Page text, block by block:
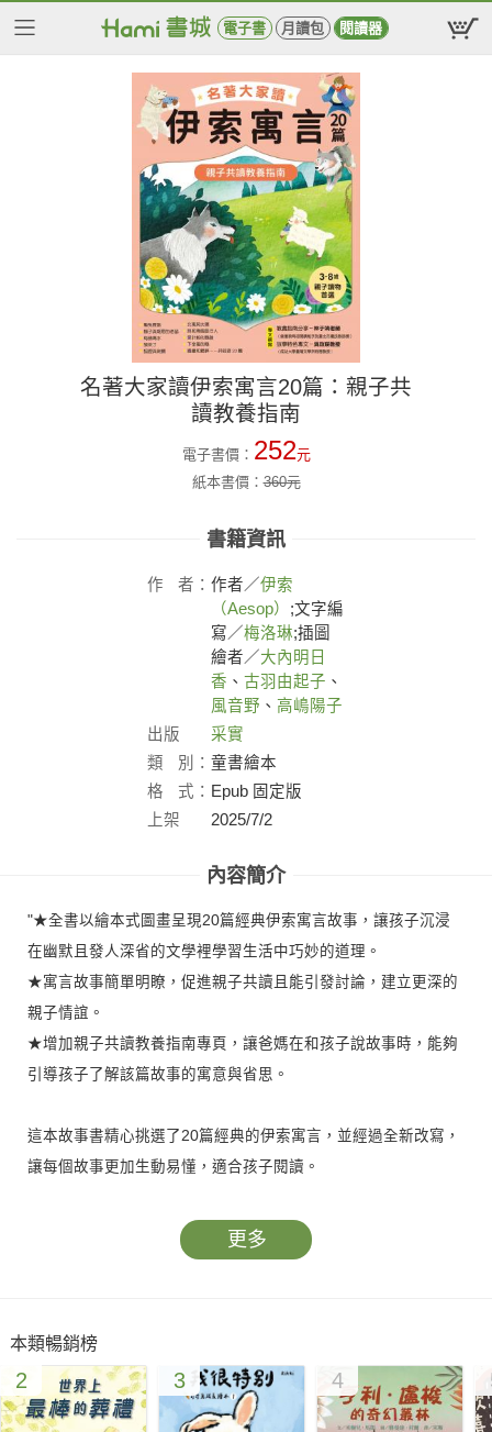
電子書 月讀包 閱讀器
名著大家讀伊索寓言20篇：親子共
讀教養指南
電子書價： 252元
紙本書價：360元
書籍資訊
作 者： 作者／伊索
（Aesop） ;文字編
寫／梅洛琳;插圖
繪者／大內明日
香 、 古羽由起子 、
風音野 、 高嶋陽子
出版
社：
采實
類
別： 童書繪本
格
式： Epub 固定版
上架
2025/7/2
內容簡介
"★全書以繪本式圖畫呈現20篇經典伊索寓言故事，讓孩子沉浸
在幽默且發人深省的文學裡學習生活中巧妙的道理。
★寓言故事簡單明瞭，促進親子共讀且能引發討論，建立更深的
親子情誼。
★增加親子共讀教養指南專頁，讓爸媽在和孩子說故事時，能夠
引導孩子了解該篇故事的寓意與省思。
這本故事書精心挑選了20篇經典的伊索寓言，並經過全新改寫，
讓每個故事更加生動易懂，適合孩子閱讀。
採用繪本圖畫的呈現方式，不僅保留伊索寓言的道德智慧，更搭
配四位日本插畫家不同特色精心繪製的插圖，將這些寓言故事的
《伊索寓言》作為世界上古老且影響深遠的寓言之一，一直以來
都是啟發孩子智慧和道德觀念的重要讀物。故事中的動物角色如
更多
本類暢銷榜
2 3 4